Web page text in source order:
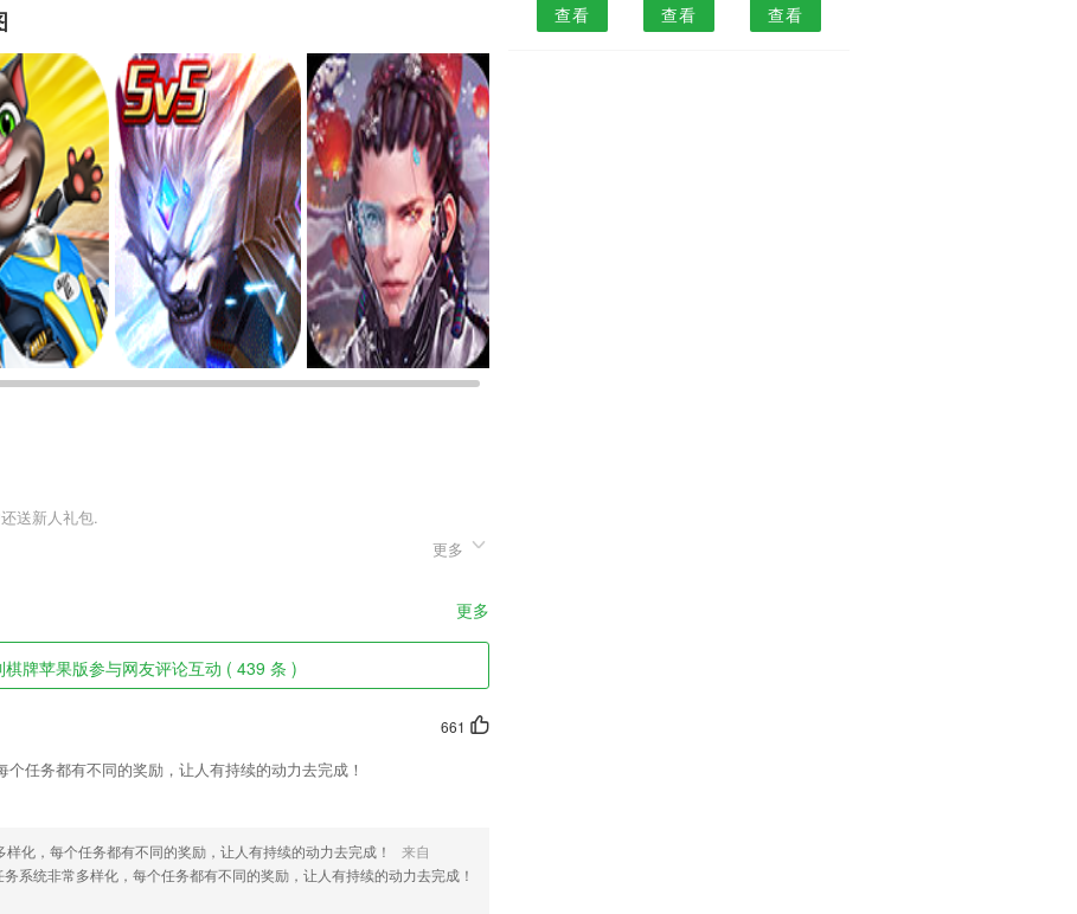
一同开发的大型MMO史诗级仙侠探险手游，在这款手游中，你可以体
在这里自由战斗，共同展开一段美好佳缘。
前2周放号不怕缺号。
势,拥有一支在政务领域有较高权威的外聘专家、政务改革一线实践先行
200+地区政务改革服务咨询专业经验、充分利用互联网+的教学资源,
化培训水平和人才培养质量,开创政务服务职业化培训新局面
词汇。
更多
更多
棋牌苹果版参与网友评论互动 ( 439 条 )
661
任务都有不同的奖励，让人有持续的动力去完成！
样化，每个任务都有不同的奖励，让人有持续的动力去完成！
来自
系统非常多样化，每个任务都有不同的奖励，让人有持续的动力去完成！
查看 查看 查看